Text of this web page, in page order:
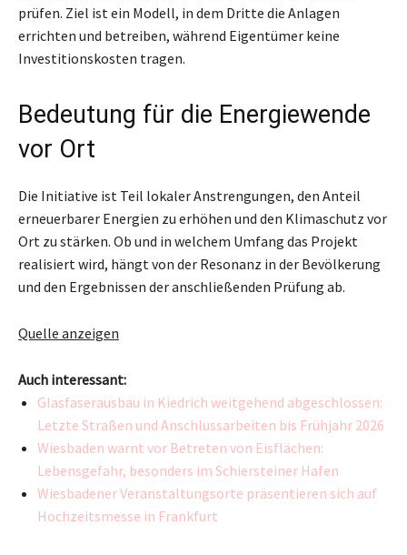
prüfen. Ziel ist ein Modell, in dem Dritte die Anlagen
errichten und betreiben, während Eigentümer keine
Investitionskosten tragen.
Bedeutung für die Energiewende
vor Ort
Die Initiative ist Teil lokaler Anstrengungen, den Anteil
erneuerbarer Energien zu erhöhen und den Klimaschutz vor
Ort zu stärken. Ob und in welchem Umfang das Projekt
realisiert wird, hängt von der Resonanz in der Bevölkerung
und den Ergebnissen der anschließenden Prüfung ab.
Quelle anzeigen
Auch interessant:
Glasfaserausbau in Kiedrich weitgehend abgeschlossen:
Letzte Straßen und Anschlussarbeiten bis Frühjahr 2026
Wiesbaden warnt vor Betreten von Eisflächen:
Lebensgefahr, besonders im Schiersteiner Hafen
Wiesbadener Veranstaltungsorte präsentieren sich auf
Hochzeitsmesse in Frankfurt